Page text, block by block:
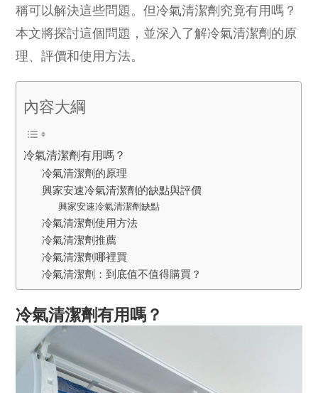
稱可以解決這些問題。但冷氣清潔劑究竟有用嗎？
本文將探討這個問題，並深入了解冷氣清潔劑的原
理、評價和使用方法。
內容大綱
冷氣清潔劑有用嗎？
冷氣清潔劑的原理
興家安速冷氣清潔劑的缺點與評價
興家安速冷氣清潔劑缺點
冷氣清潔劑使用方法
冷氣清潔劑推薦
冷氣清潔劑哪裡買
冷氣清潔劑：到底值不值得購買？
冷氣清潔劑有用嗎？